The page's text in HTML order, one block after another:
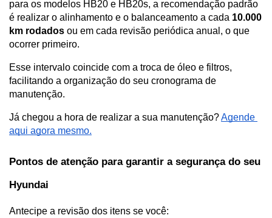
para os modelos HB20 e HB20s, a recomendação padrão
é realizar o alinhamento e o balanceamento a cada 10.000
km rodados ou em cada revisão periódica anual, o que
ocorrer primeiro.
Esse intervalo coincide com a troca de óleo e filtros,
facilitando a organização do seu cronograma de
manutenção.
Já chegou a hora de realizar a sua manutenção? Agende
aqui agora mesmo.
Pontos de atenção para garantir a segurança do seu
Hyundai
Antecipe a revisão dos itens se você: